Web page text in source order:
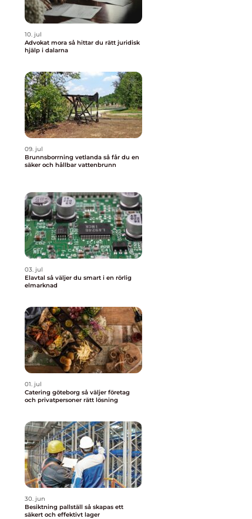
10. jul
Advokat mora så hittar du rätt juridisk
hjälp i dalarna
09. jul
Brunnsborrning vetlanda så får du en
säker och hållbar vattenbrunn
03. jul
Elavtal så väljer du smart i en rörlig
elmarknad
01. jul
Catering göteborg så väljer företag
och privatpersoner rätt lösning
30. jun
Besiktning pallställ så skapas ett
säkert och effektivt lager